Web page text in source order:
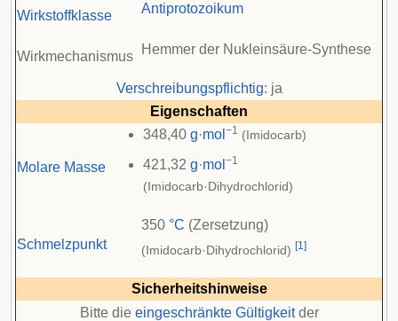
Wirkstoffklasse Antiprotozoikum
Wirkmechanismus Hemmer der Nukleinsäure-Synthese
Verschreibungspflichtig: ja
Eigenschaften
Molare Masse
348,40 g·mol −1 (Imidocarb)
421,32 g·mol −1
(Imidocarb·Dihydrochlorid)
Schmelzpunkt
350 °C (Zersetzung)
(Imidocarb·Dihydrochlorid) [1]
Sicherheitshinweise
Bitte die eingeschränkte Gültigkeitder